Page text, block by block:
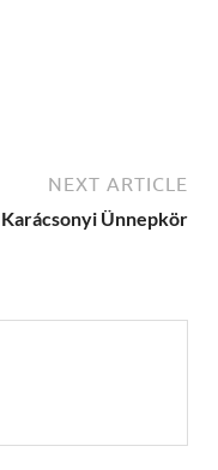
NEXT ARTICLE
Karácsonyi Ünnepkör